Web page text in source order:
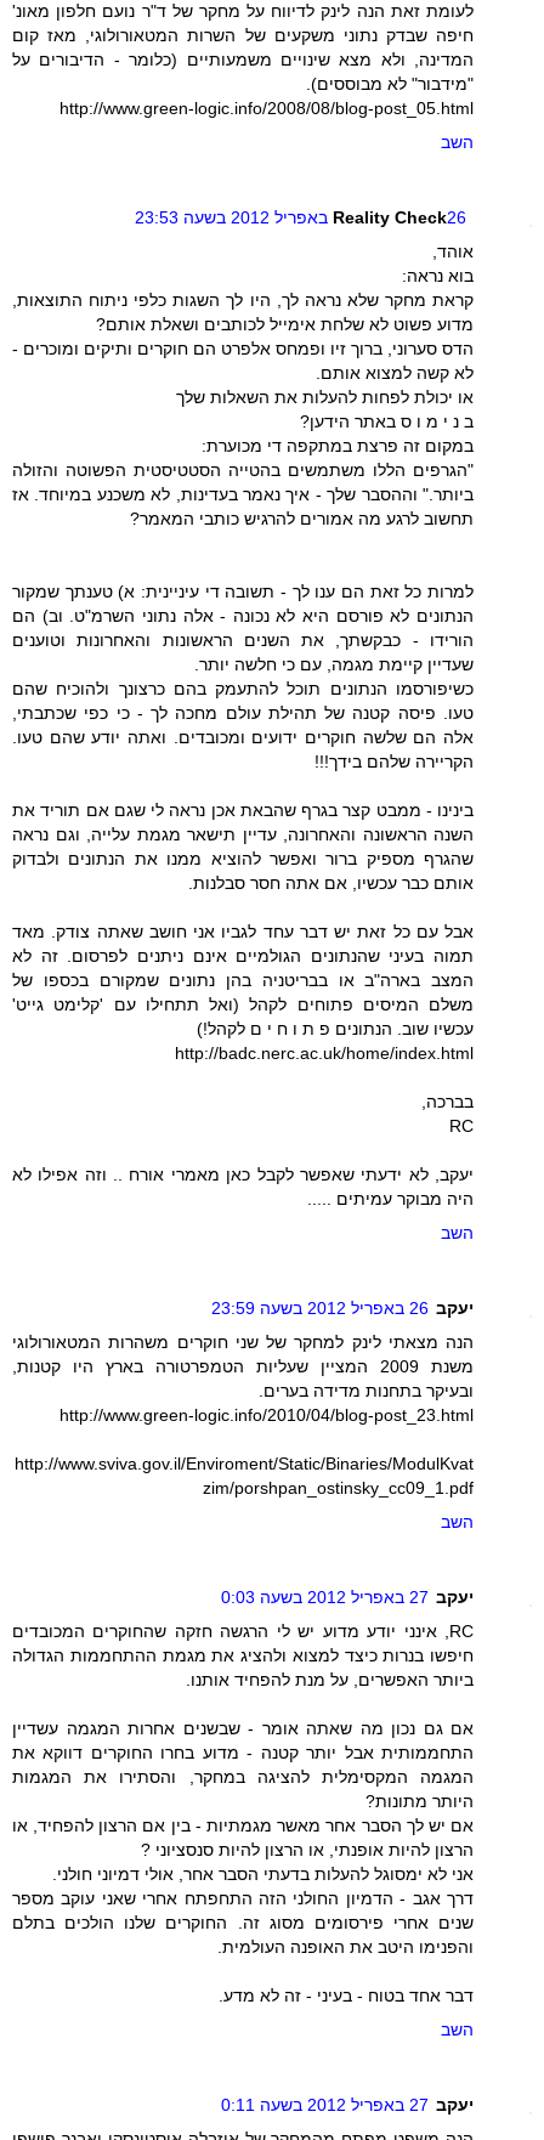
לעומת זאת הנה לינק לדיווח על מחקר של ד"ר נועם חלפון מאונ'
חיפה שבדק נתוני משקעים של השרות המטאורולוגי, מאז קום
המדינה, ולא מצא שינויים משמעותיים (כלומר - הדיבורים על
"מידבור" לא מבוססים).
http://www.green-logic.info/2008/08/blog-post_05.html
השב
Reality Check26 באפריל 2012 בשעה 23:53
אוהד,
בוא נראה:
קראת מחקר שלא נראה לך, היו לך השגות כלפי ניתוח התוצאות,
מדוע פשוט לא שלחת אימייל לכותבים ושאלת אותם?
הדס סערוני, ברוך זיו ופמחס אלפרט הם חוקרים ותיקים ומוכרים -
לא קשה למצוא אותם.
או יכולת לפחות להעלות את השאלות שלך
ב נ י מ ו ס באתר הידען?
במקום זה פרצת במתקפה די מכוערת:
"הגרפים הללו משתמשים בהטייה הסטטיסטית הפשוטה והזולה
ביותר." וההסבר שלך - איך נאמר בעדינות, לא משכנע במיוחד. אז
תחשוב לרגע מה אמורים להרגיש כותבי המאמר?
למרות כל זאת הם ענו לך - תשובה די עיניינית: א) טענתך שמקור
הנתונים לא פורסם היא לא נכונה - אלה נתוני השרמ"ט. וב) הם
הורידו - כבקשתך, את השנים הראשונות והאחרונות וטוענים
שעדיין קיימת מגמה, עם כי חלשה יותר.
כשיפורסמו הנתונים תוכל להתעמק בהם כרצונך ולהוכיח שהם
טעו. פיסה קטנה של תהילת עולם מחכה לך - כי כפי שכתבתי,
אלה הם שלשה חוקרים ידועים ומכובדים. ואתה יודע שהם טעו.
הקריירה שלהם בידך!!!
בינינו - ממבט קצר בגרף שהבאת אכן נראה לי שגם אם תוריד את
השנה הראשונה והאחרונה, עדיין תישאר מגמת עלייה, וגם נראה
שהגרף מספיק ברור ואפשר להוציא ממנו את הנתונים ולבדוק
אותם כבר עכשיו, אם אתה חסר סבלנות.
אבל עם כל זאת יש דבר עחד לגביו אני חושב שאתה צודק. מאד
תמוה בעיני שהנתונים הגולמיים אינם ניתנים לפרסום. זה לא
המצב בארה"ב או בבריטניה בהן נתונים שמקורם בכספו של
משלם המיסים פתוחים לקהל (ואל תתחילו עם 'קלימט גייט'
עכשיו שוב. הנתונים פ ת ו ח י ם לקהל!)
http://badc.nerc.ac.uk/home/index.html
בברכה,
RC
יעקב, לא ידעתי שאפשר לקבל כאן מאמרי אורח .. וזה אפילו לא
היה מבוקר עמיתים .....
השב
יעקב 26 באפריל 2012 בשעה 23:59
הנה מצאתי לינק למחקר של שני חוקרים משהרות המטאורולוגי
משנת 2009 המציין שעליות הטמפרטורה בארץ היו קטנות,
ובעיקר בתחנות מדידה בערים.
http://www.green-logic.info/2010/04/blog-post_23.html
http://www.sviva.gov.il/Enviroment/Static/Binaries/ModulKvat
zim/porshpan_ostinsky_cc09_1.pdf
השב
יעקב 27 באפריל 2012 בשעה 0:03
RC, אינני יודע מדוע יש לי הרגשה חזקה שהחוקרים המכובדים
חיפשו בנרות כיצד למצוא ולהציג את מגמת ההתחממות הגדולה
ביותר האפשרים, על מנת להפחיד אותנו.
אם גם נכון מה שאתה אומר - שבשנים אחרות המגמה עשדיין
התחממותית אבל יותר קטנה - מדוע בחרו החוקרים דווקא את
המגמה המקסימלית להציגה במחקר, והסתירו את המגמות
היותר מתונות?
אם יש לך הסבר אחר מאשר מגמתיות - בין אם הרצון להפחיד, או
הרצון להיות אופנתי, או הרצון להיות סנסציוני ?
אני לא ימסוגל להעלות בדעתי הסבר אחר, אולי דמיוני חולני.
דרך אגב - הדמיון החולני הזה התחפתח אחרי שאני עוקב מספר
שנים אחרי פירסומים מסוג זה. החוקרים שלנו הולכים בתלם
והפנימו היטב את האופנה העולמית.
דבר אחד בטוח - בעיני - זה לא מדע.
השב
יעקב 27 באפריל 2012 בשעה 0:11